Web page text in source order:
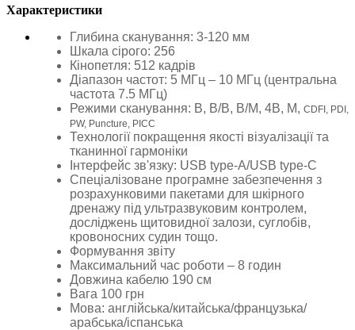
Характеристики
Глибина сканування: 3-120 мм
Шкала сірого: 256
Кінопетля: 512 кадрів
Діапазон частот: 5 МГц – 10 МГц (центральна
частота 7.5 МГц)
Режими сканування: B, B/B, B/M, 4B, M, CDFI, PDI,
PW, Puncture, PICC
Технології покращення якості візуалізації та
тканинної гармоніки
Інтерфейс зв'язку: USB type-A/USB type-C
Спеціалізоване програмне забезпечення з
розрахунковими пакетами для шкірного
дренажу під ультразвуковим контролем,
досліджень щитовидної залози, суглобів,
кровоносних судин тощо.
Формування звіту
Максимальний час роботи – 8 годин
Довжина кабелю 190 см
Вага 100 грн
Мова: англійська/китайська/французька/
арабська/іспанська